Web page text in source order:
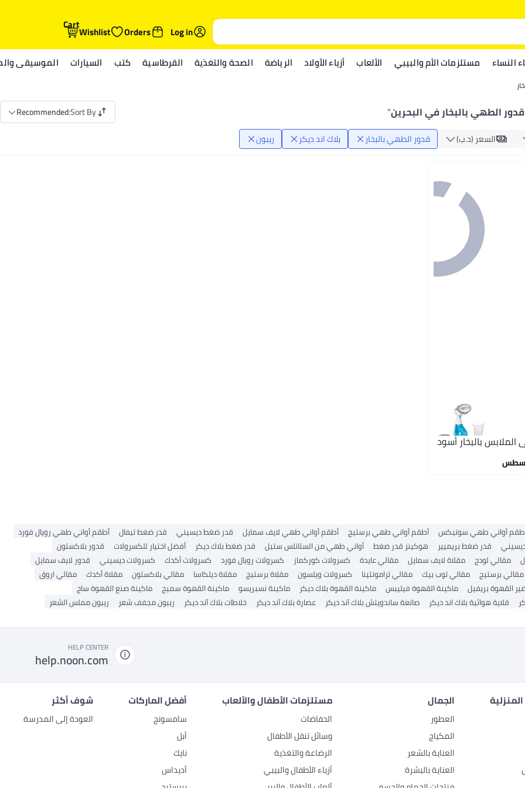
Log in
Orders
Wishlist
Cart
النساء مستلزمات الأم والبيبي الألعاب أزياء الأولاد الرياضة الصحة والتغذية القرطاسية كتب السيارات الموسيقى
الطهي بالبخار في البحرين"
Sort By
:
Recommended
السعر (د.ب‏) قدور الطهي بالبخار بلاك اند ديكر ريبون
بالبخار أسود
أواني طهي سونيكس أطقم أواني طهي برستيج أطقم أواني طهي لايف سمايل قدر ضغط ديسيني قدر ضغط تيفال
أطقم أواني طهي رويال فورد
قدر ضغط بريميير هوكينز قدر ضغط أواني طهي من الستانلس ستيل قدر ضغط بلاك ديكر أفضل اختيار للكسرولات
قدور بلاكستون
مقالي لودج مقلاة لايف سمايل مقالي عايدة كسرولات كوركماز كسرولات رويال فورد كسرولات أكدك كسرولات ديسيني
قدور لايف سمايل
مقالي برستيج مقالي توب بيك مقالي ترامونتينا كسرولات ويلسون مقلاة برستيج مقلاة ديلكاسا مقالي بلاكستون مقلاة أكدك
مقالي اروق
القهوة بريفيل ماكينة القهوة فيليبس ماكينة القهوة بلاك ديكر ماكينة نسبريسو ماكينة القهوة سميج
ماكينة صنع القهوة ساج
قلاية هوائية بلاك اند ديكر صانعة ساندويتش بلاك آند ديكر عصارة بلاك آند ديكر خلاطات بلاك آند ديكر ريبون مجفف شعر
ريبون مملس الشعر
HELP CENTER
help.noon.com
الجمال
العطور
المكياج
العناية بالشعر
العناية بالبشرة
مستلزمات الأطفال والألعاب
الحفاضات
وسائل تنقل الأطفال
الرضاعة والتغذية
أزياء الأطفال والبيبي
أفضل الماركات
سامسونج
أبل
نايك
أديداس
شوف أكثر
العودة إلى المدرسة